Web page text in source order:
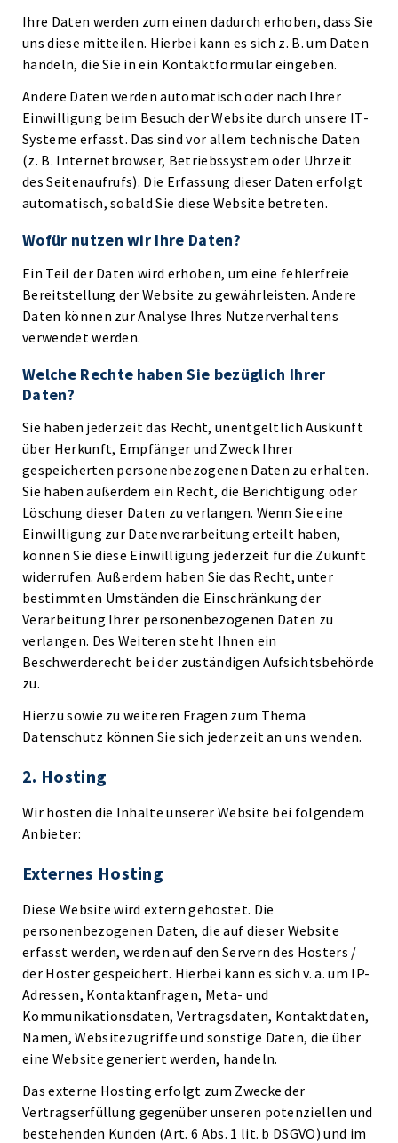
Ihre Daten werden zum einen dadurch erhoben, dass Sie
uns diese mitteilen. Hierbei kann es sich z. B. um Daten
handeln, die Sie in ein Kontaktformular eingeben.
Andere Daten werden automatisch oder nach Ihrer
Einwilligung beim Besuch der Website durch unsere IT-
Systeme erfasst. Das sind vor allem technische Daten
(z. B. Internetbrowser, Betriebssystem oder Uhrzeit
des Seitenaufrufs). Die Erfassung dieser Daten erfolgt
automatisch, sobald Sie diese Website betreten.
Wofür nutzen wir Ihre Daten?
Ein Teil der Daten wird erhoben, um eine fehlerfreie
Bereitstellung der Website zu gewährleisten. Andere
Daten können zur Analyse Ihres Nutzerverhaltens
verwendet werden.
Welche Rechte haben Sie bezüglich Ihrer
Daten?
Sie haben jederzeit das Recht, unentgeltlich Auskunft
über Herkunft, Empfänger und Zweck Ihrer
gespeicherten personenbezogenen Daten zu erhalten.
Sie haben außerdem ein Recht, die Berichtigung oder
Löschung dieser Daten zu verlangen. Wenn Sie eine
Einwilligung zur Datenverarbeitung erteilt haben,
können Sie diese Einwilligung jederzeit für die Zukunft
widerrufen. Außerdem haben Sie das Recht, unter
bestimmten Umständen die Einschränkung der
Verarbeitung Ihrer personenbezogenen Daten zu
verlangen. Des Weiteren steht Ihnen ein
Beschwerderecht bei der zuständigen Aufsichtsbehörde
zu.
Hierzu sowie zu weiteren Fragen zum Thema
Datenschutz können Sie sich jederzeit an uns wenden.
2. Hosting
Wir hosten die Inhalte unserer Website bei folgendem
Anbieter:
Externes Hosting
Diese Website wird extern gehostet. Die
personenbezogenen Daten, die auf dieser Website
erfasst werden, werden auf den Servern des Hosters /
der Hoster gespeichert. Hierbei kann es sich v. a. um IP-
Adressen, Kontaktanfragen, Meta- und
Kommunikationsdaten, Vertragsdaten, Kontaktdaten,
Namen, Websitezugriffe und sonstige Daten, die über
eine Website generiert werden, handeln.
Das externe Hosting erfolgt zum Zwecke der
Vertragserfüllung gegenüber unseren potenziellen und
bestehenden Kunden (Art. 6 Abs. 1 lit. b DSGVO) und im